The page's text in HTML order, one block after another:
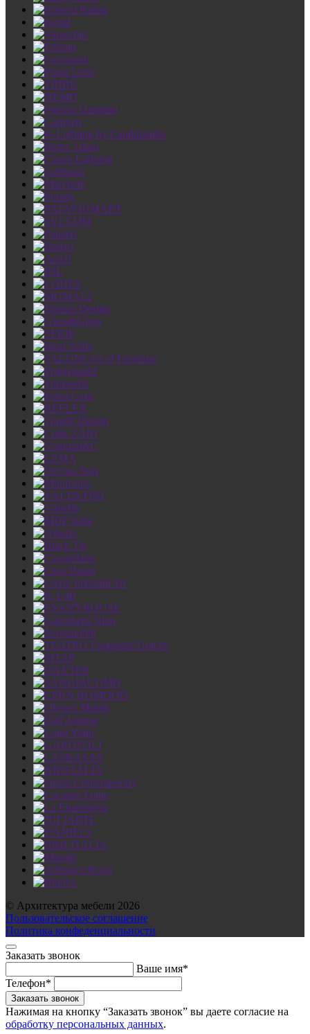
© Архитектура мебели 2026
Пользовательское соглашение
Политика конфеденциальности
Заказать звонок
Ваше имя*
Телефон*
Нажимая на кнопку “Заказать звонок” вы даете согласие на
обработку персональных данных.